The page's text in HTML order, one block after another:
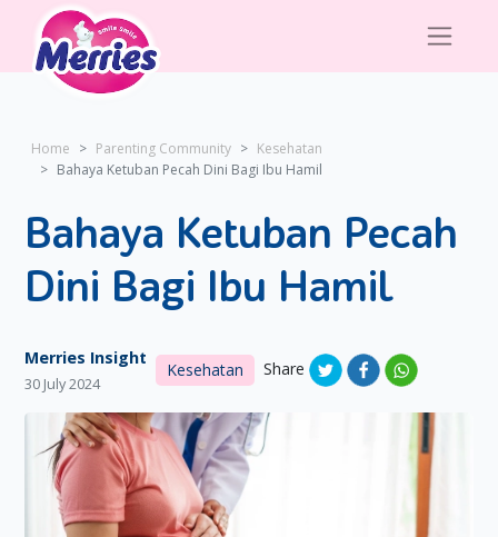
Home Parenting Community
Kesehatan
Bahaya Ketuban Pecah Dini Bagi Ibu Hamil
Bahaya Ketuban Pecah
Dini Bagi Ibu Hamil
Merries Insight
30 July 2024
Kesehatan Share